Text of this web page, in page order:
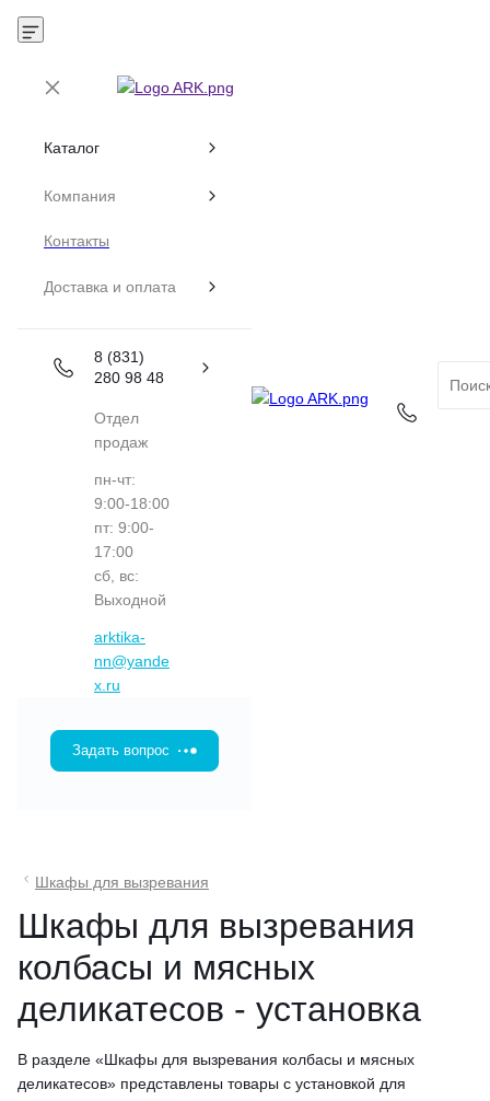
Каталог
Компания
Контакты
Доставка и оплата
8 (831)
280 98 48
Отдел
продаж
пн-чт:
9:00-18:00
пт: 9:00-
17:00
сб, вс:
Выходной
arktika-
nn@yande
x.ru
Задать вопрос
Шкафы для вызревания
Шкафы для вызревания
колбасы и мясных
деликатесов - установка
В разделе «Шкафы для вызревания колбасы и мясных
деликатесов» представлены товары с установкой для